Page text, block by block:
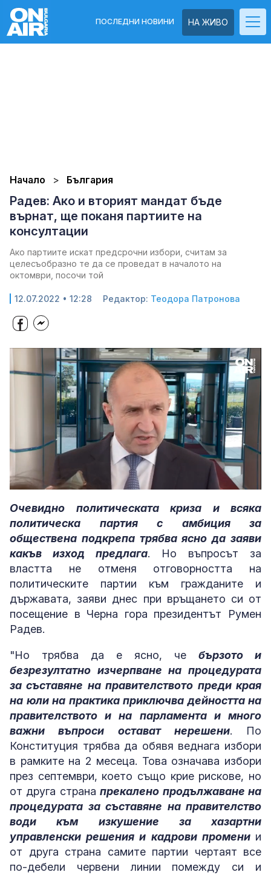
НА ЖИВО
ПОСЛЕДНИ НОВИНИ
Начало България
Радев: Ако и вторият мандат бъде
върнат, ще поканя партиите на
консултации
Ако партиите искат предсрочни избори, считам за
целесъобразно те да се проведат в началото на
октомври, посочи той
12.07.2022 • 12:28 Редактор: Теодора Патронова
Loaded
56.04%
Очевидно политическата криза и всяка
политическа партия с амбиция за
обществена подкрепа трябва ясно да заяви
какъв изход предлага. Но въпросът за
властта не отменя отговорността на
политическите партии към гражданите и
държавата, заяви днес при връщането си от
посещение в Черна гора президентът Румен
Радев.
"Но трябва да е ясно, че бързото и
безрезултатно изчерпване на процедурата
за съставяне на правителството преди края
на юли на практика приключва дейността на
правителството и на парламента и много
важни въпроси остават нерешени. По
Конституция трябва да обявя веднага избори
в рамките на 2 месеца. Това означава избори
през септември, което също крие рискове, но
от друга странапрекалено продължаване на
процедурата за съставяне на правителство
води към изкушение за хазартни
управленски решения и кадрови промени и
от друга страна самите партии чертаят все
по-дебели червени линии помежду си и